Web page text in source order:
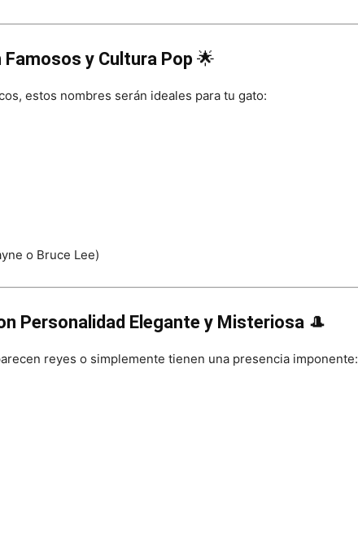
y Cultura Pop 🌟
estos nombres serán ideales para tu gato:
o Bruce Lee)
Personalidad Elegante y Misteriosa 🎩
reyes o simplemente tienen una presencia imponente: